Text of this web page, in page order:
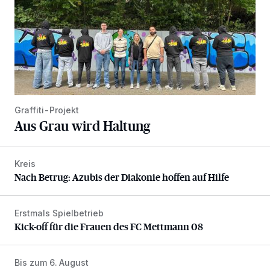
Graffiti-Projekt
Aus Grau wird Haltung
Nach Betrug: Azubis der Diakonie hoffen auf Hilfe
Kreis
Nach Betrug: Azubis der Diakonie hoffen auf Hilfe
Kick-off für die Frauen des FC Mettmann 08
Erstmals Spielbetrieb
Kick-off für die Frauen des FC Mettmann 08
Abstimmung für Heimatpreis noch möglich
Bis zum 6. August